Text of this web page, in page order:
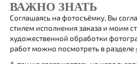
ВАЖНО ЗНАТЬ
Соглашаясь на фотосъёмку, Вы
стилем исполнения заказа и моим
художественной обработки
работ можно посмотреть в разделе